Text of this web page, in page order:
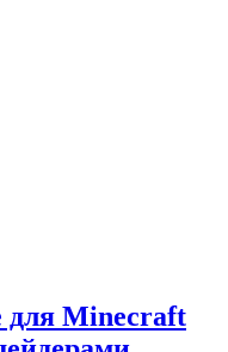
для Minecraft